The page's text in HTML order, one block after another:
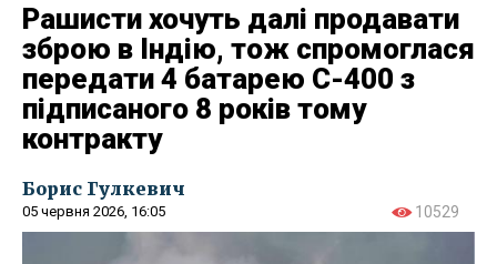
Рашисти хочуть далі продавати
зброю в Індію, тож спромоглася
передати 4 батарею С-400 з
підписаного 8 років тому
контракту
Борис Гулкевич
05 червня 2026, 16:05 10529